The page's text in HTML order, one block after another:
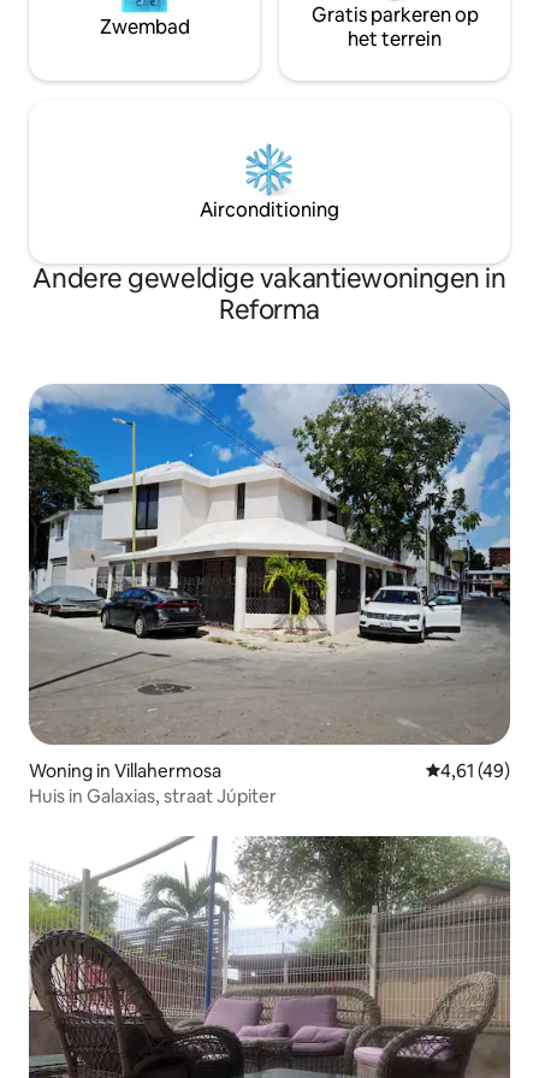
Zwembad
Gratis parkeren op
het terrein
Airconditioning
Andere geweldige vakantiewoningen in
Reforma
Woning in Villahermosa Gemiddelde
4,61 (49)
Huis in Galaxias, straat Júpiter